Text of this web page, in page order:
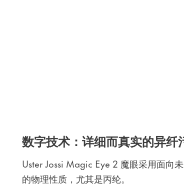
数字技术：详细而真实的异纤
Uster Jossi Magic Eye 2 魔眼采用面向
的物理性质，尤其是丙纶。